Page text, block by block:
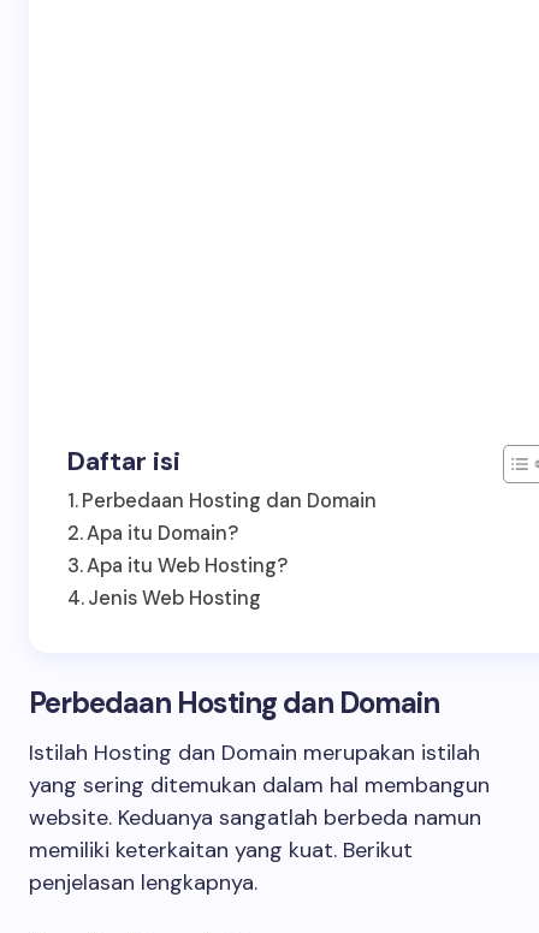
Daftar isi
Perbedaan Hosting dan Domain
Apa itu Domain?
Apa itu Web Hosting?
Jenis Web Hosting
Perbedaan Hosting dan Domain
Istilah Hosting dan Domain merupakan istilah
yang sering ditemukan dalam hal membangun
website. Keduanya sangatlah berbeda namun
memiliki keterkaitan yang kuat. Berikut
penjelasan lengkapnya.